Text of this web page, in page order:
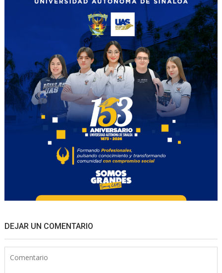
DEJAR UN COMENTARIO